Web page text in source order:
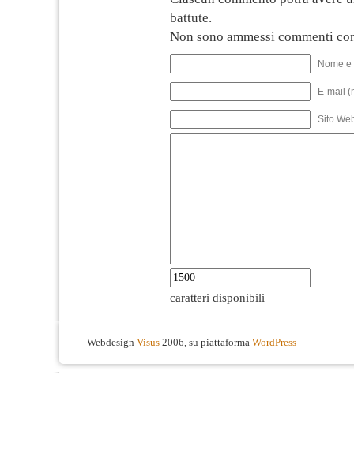
battute.
Non sono ammessi commenti
Nome
E-mail
Sito
caratteri disponibili
Webdesign Visus 2006, su piattaforma WordPress